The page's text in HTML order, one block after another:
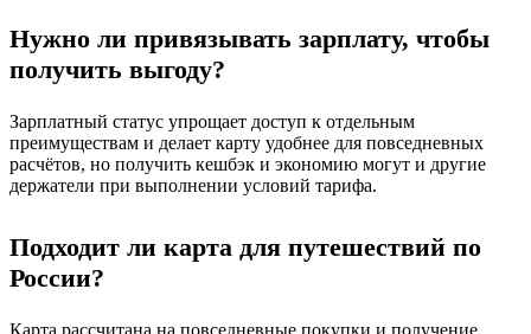
Нужно ли привязывать зарплату, чтобы
получить выгоду?
Зарплатный статус упрощает доступ к отдельным
преимуществам и делает карту удобнее для повседневных
расчётов, но получить кешбэк и экономию могут и другие
держатели при выполнении условий тарифа.
Подходит ли карта для путешествий по
России?
Карта рассчитана на повседневные покупки и получение